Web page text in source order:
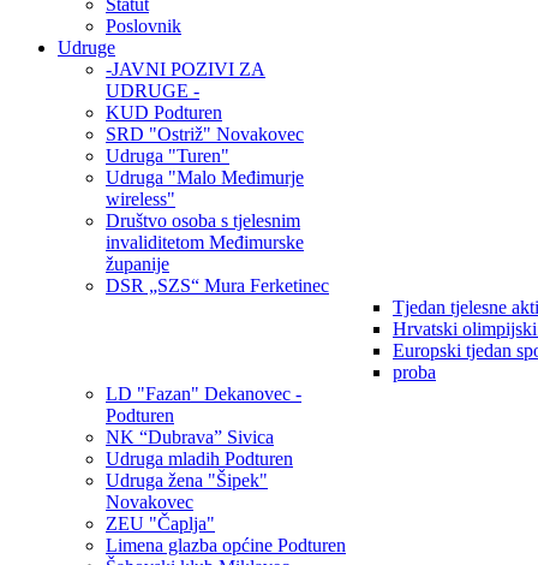
Poslovnik
Udruge
-JAVNI POZIVI ZA
UDRUGE -
KUD Podturen
SRD "Ostriž" Novakovec
Udruga "Turen"
Udruga "Malo Međimurje
wireless"
Društvo osoba s tjelesnim
invaliditetom Međimurske
županije
DSR „SZS“ Mura Ferketinec
Tjedan tjelesne
Hrvatski
Europski tjedan
proba
LD "Fazan" Dekanovec -
Podturen
NK “Dubrava” Sivica
Udruga mladih Podturen
Udruga žena "Šipek"
Novakovec
ZEU "Čaplja"
Limena glazba općine Podturen